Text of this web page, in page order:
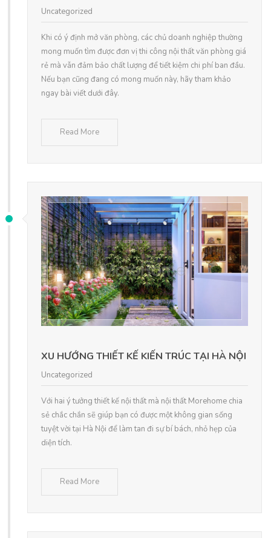
Uncategorized
Khi có ý định mở văn phòng, các chủ doanh nghiệp thường
mong muốn tìm được đơn vị thi công nội thất văn phòng giá
rẻ mà vẫn đảm bảo chất lượng để tiết kiệm chi phí ban đầu.
Nếu bạn cũng đang có mong muốn này, hãy tham khảo
ngay bài viết dưới đây.
Read More
XU HƯỚNG THIẾT KẾ KIẾN TRÚC TẠI HÀ NỘI
Uncategorized
Với hai ý tưởng thiết kế nội thất mà nội thất Morehome chia
sẻ chắc chắn sẽ giúp bạn có được một không gian sống
tuyệt vời tại Hà Nội để làm tan đi sự bí bách, nhỏ hẹp của
diện tích.
Read More